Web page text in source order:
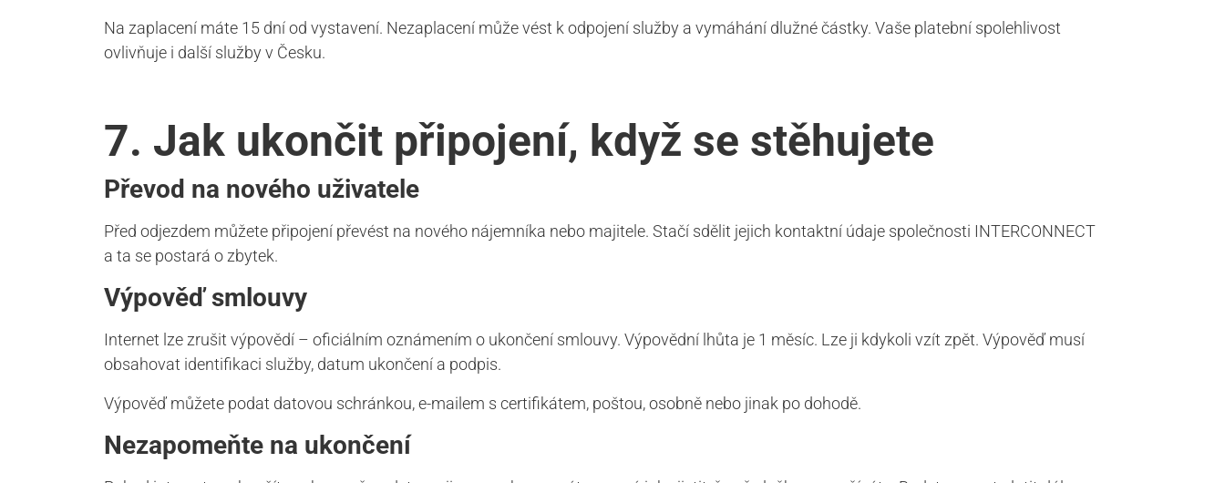
Na zaplacení máte 15 dní od vystavení. Nezaplacení může vést k odpojení služby a vymáhání dlužné částky. Vaše platební spolehlivost
ovlivňuje i další služby v Česku.
7. Jak ukončit připojení, když se stěhujete
Převod na nového uživatele
Před odjezdem můžete připojení převést na nového nájemníka nebo majitele. Stačí sdělit jejich kontaktní údaje společnosti INTERCONNECT
a ta se postará o zbytek.
Výpověď smlouvy
Internet lze zrušit výpovědí – oficiálním oznámením o ukončení smlouvy. Výpovědní lhůta je 1 měsíc. Lze ji kdykoli vzít zpět. Výpověď musí
obsahovat identifikaci služby, datum ukončení a podpis.
Výpověď můžete podat datovou schránkou, e-mailem s certifikátem, poštou, osobně nebo jinak po dohodě.
Nezapomeňte na ukončení